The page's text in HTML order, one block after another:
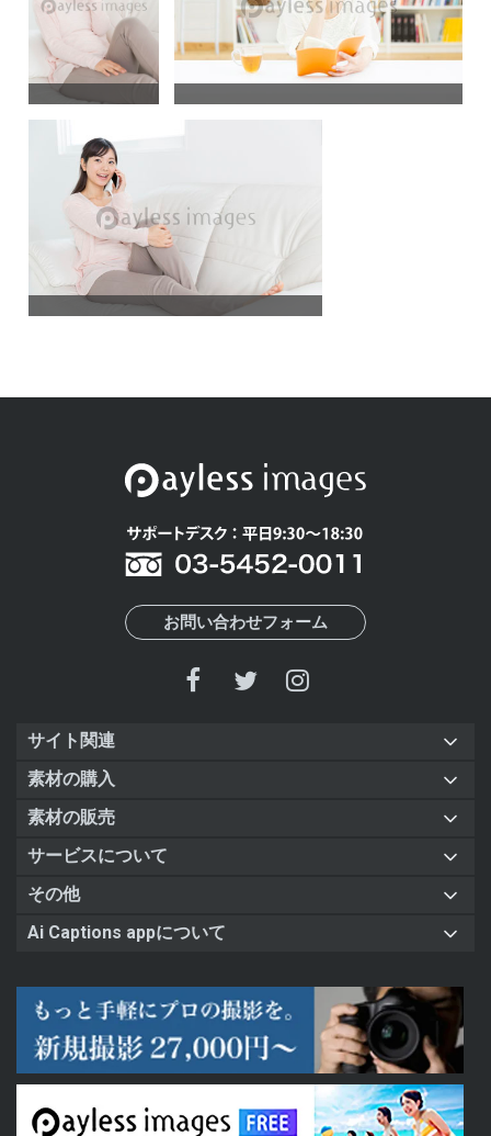
お問い合わせフォーム
サイト関連
素材の購入
素材の販売
サービスについて
その他
Ai Captions appについて